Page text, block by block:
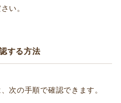
い。
する方法
次の手順で確認できます。